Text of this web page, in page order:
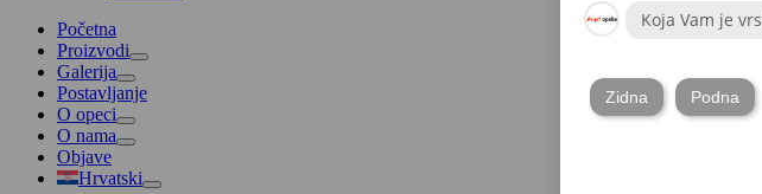
Početna
Proizvodi
Galerija
Postavljanje
O opeci
O nama
Objave
Hrvatski